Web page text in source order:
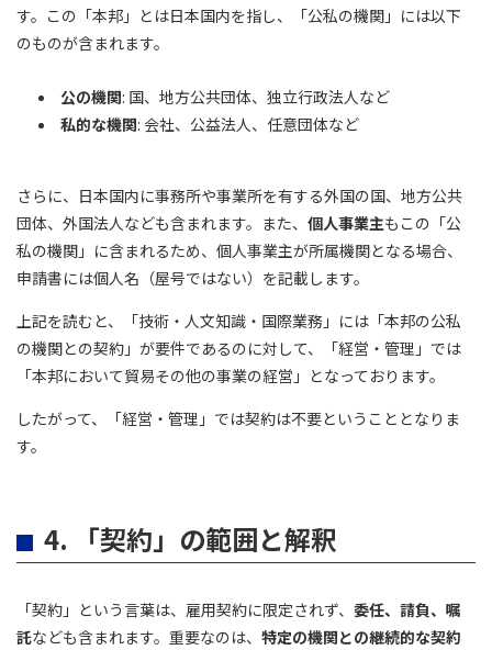
す。この「本邦」とは日本国内を指し、「公私の機関」には以下
のものが含まれます。
公の機関: 国、地方公共団体、独立行政法人など
私的な機関: 会社、公益法人、任意団体など
さらに、日本国内に事務所や事業所を有する外国の国、地方公共
団体、外国法人なども含まれます。また、 個人事業主もこの「公
私の機関」に含まれるため、個人事業主が所属機関となる場合、
申請書には個人名（屋号ではない）を記載します。
上記を読むと、「技術・人文知識・国際業務」には「本邦の公私
の機関との契約」が要件であるのに対して、「経営・管理」では
「本邦において貿易その他の事業の経営」となっております。
したがって、「経営・管理」では契約は不要ということとなりま
す。
4. 「契約」の範囲と解釈
「契約」という言葉は、雇用契約に限定されず、 委任、請負、嘱
託なども含まれます。重要なのは、 特定の機関との継続的な契約